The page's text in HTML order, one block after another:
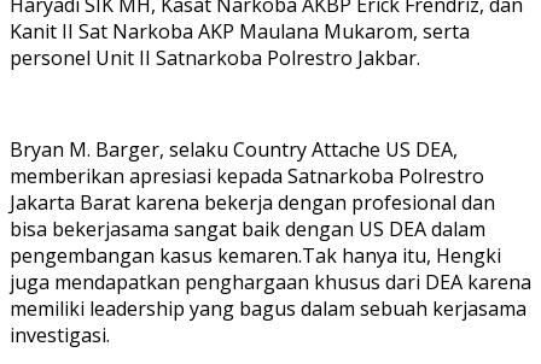
Kanit II Sat Narkoba AKP Maulana Mukarom, serta
personel Unit II Satnarkoba Polrestro Jakbar.
Bryan M. Barger, selaku Country Attache US DEA,
memberikan apresiasi kepada Satnarkoba Polrestro
Jakarta Barat karena bekerja dengan profesional dan
bisa bekerjasama sangat baik dengan US DEA dalam
pengembangan kasus kemaren.Tak hanya itu, Hengki
juga mendapatkan penghargaan khusus dari DEA karena
memiliki leadership yang bagus dalam sebuah kerjasama
investigasi.